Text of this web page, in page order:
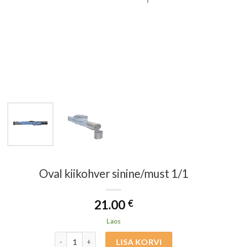
Oval kiikohver sinine/must 1/1
21.00 €
Laos
LISA KORVI